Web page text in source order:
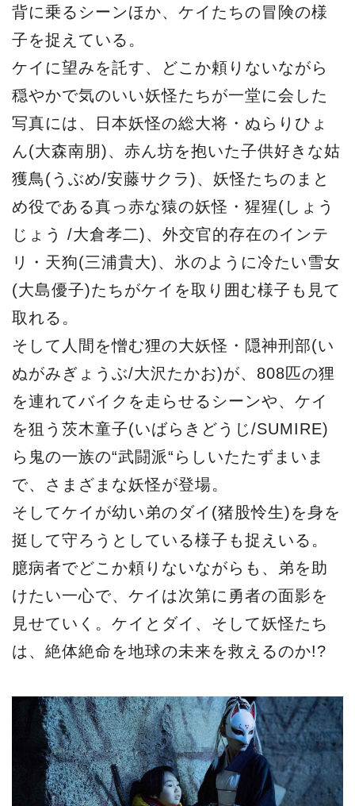
背に乗るシーンほか、ケイたちの冒険の様
子を捉えている。
ケイに望みを託す、どこか頼りないながら
穏やかで気のいい妖怪たちが一堂に会した
写真には、日本妖怪の総大将・ぬらりひょ
ん(大森南朋)、赤ん坊を抱いた子供好きな姑
獲鳥(うぶめ/安藤サクラ)、妖怪たちのまと
め役である真っ赤な猿の妖怪・猩猩(しょう
じょう /大倉孝二)、外交官的存在のインテ
リ・天狗(三浦貴大)、氷のように冷たい雪女
(大島優子)たちがケイを取り囲む様子も見て
取れる。
そして人間を憎む狸の大妖怪・隠神刑部(い
ぬがみぎょうぶ/大沢たかお)が、808匹の狸
を連れてバイクを走らせるシーンや、ケイ
を狙う茨木童子(いばらきどうじ/SUMIRE)
ら鬼の一族の“武闘派“らしいたたずまいま
で、さまざまな妖怪が登場。
そしてケイが幼い弟のダイ(猪股怜生)を身を
挺して守ろうとしている様子も捉えいる。
臆病者でどこか頼りないながらも、弟を助
けたい一心で、ケイは次第に勇者の面影を
見せていく。ケイとダイ、そして妖怪たち
は、絶体絶命を地球の未来を救えるのか!?